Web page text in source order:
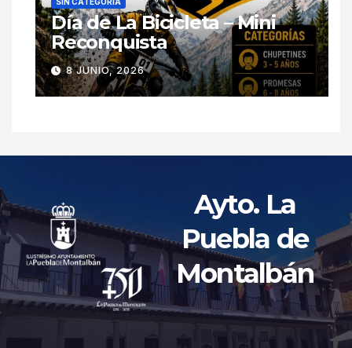
Día de La Bicicleta – Mini
Reconquista
8 JUNIO, 2026
Ayto. La
Puebla de
Montalbán